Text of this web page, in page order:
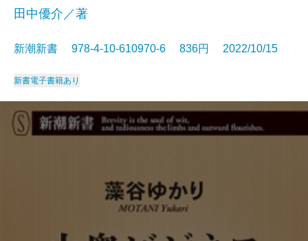
田中優介／著
新潮新書 978-4-10-610970-6 836円 2022/10/15
新書電子書籍あり